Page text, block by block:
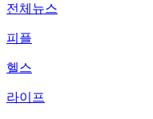
전체뉴스
피플
헬스
라이프